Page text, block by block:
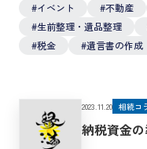
#イベント #不動産
#生前整理・遺品整理
#税金
#遺言書の作成
2023.11.20 相続コ
納税資金の